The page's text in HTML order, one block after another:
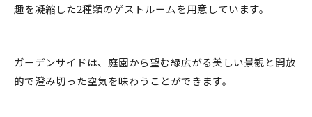
趣を凝縮した2種類のゲストルームを用意しています。
ガーデンサイドは、庭園から望む緑広がる美しい景観と開放
的で澄み切った空気を味わうことができます。